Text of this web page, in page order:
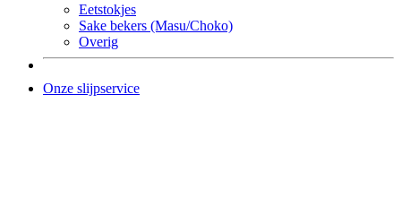
Eetstokjes
Sake bekers (Masu/Choko)
Overig
Onze slijpservice